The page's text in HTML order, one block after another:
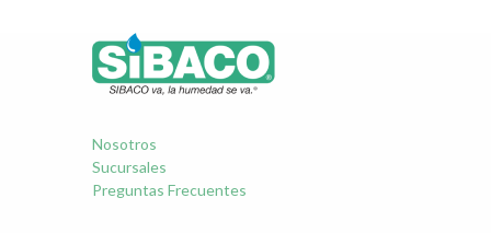
Nosotros
Sucursales
Preguntas Frecuentes